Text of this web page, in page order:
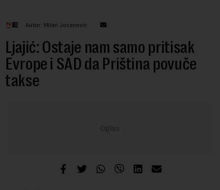
Autor: Milan Jovanović
Ljajić: Ostaje nam samo pritisak
Evrope i SAD da Priština povuče
takse